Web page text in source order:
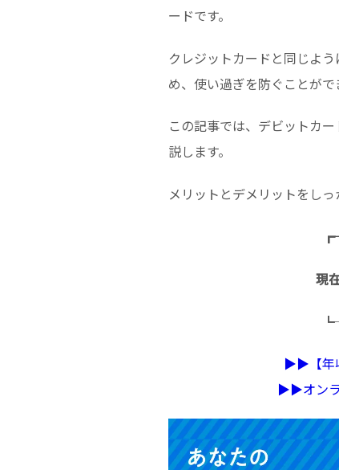
ードです。
クレジットカードと同じよ
め、使い過ぎを防ぐことがで
この記事では、デビットカ
説します。
メリットとデメリットをし
現
▶︎▶︎【年
▶︎▶︎オン